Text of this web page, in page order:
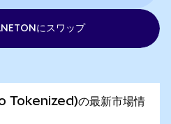
にスワップ
の最新市場情